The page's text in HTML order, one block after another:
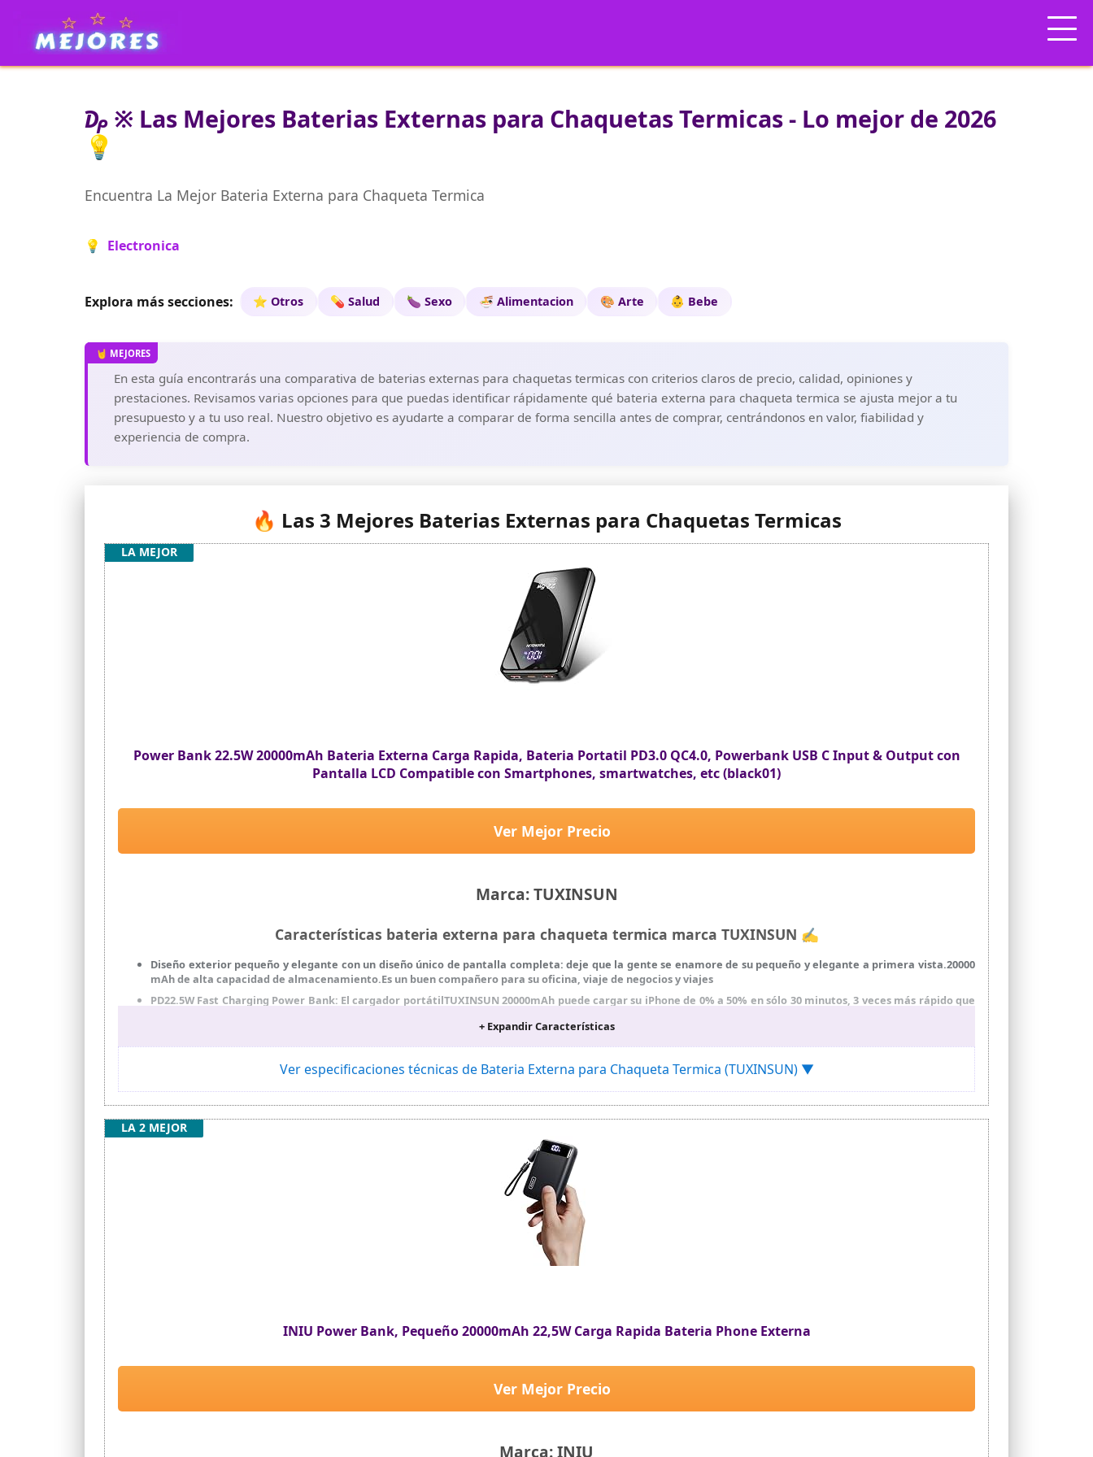
₯ ※ Las Mejores Baterias Externas para Chaquetas Termicas - Lo mejor de 2026
💡
Encuentra La Mejor Bateria Externa para Chaqueta Termica
💡 Electronica
Explora más secciones: ⭐ Otros 💊 Salud 🍆 Sexo 🍜 Alimentacion 🎨 Arte 👶 Bebe
En esta guía encontrarás una comparativa de baterias externas para chaquetas termicas con criterios claros de precio, calidad, opiniones y
prestaciones. Revisamos varias opciones para que puedas identificar rápidamente qué bateria externa para chaqueta termica se ajusta mejor a tu
presupuesto y a tu uso real. Nuestro objetivo es ayudarte a comparar de forma sencilla antes de comprar, centrándonos en valor, fiabilidad y
experiencia de compra.
🔥 Las 3 Mejores Baterias Externas para Chaquetas Termicas
Power Bank 22.5W 20000mAh Bateria Externa Carga Rapida, Bateria Portatil PD3.0 QC4.0, Powerbank USB C Input & Output con
Pantalla LCD Compatible con Smartphones, smartwatches, etc (black01)
Marca: TUXINSUN
Ver Mejor Precio
LA MEJOR
Características bateria externa para chaqueta termica marca TUXINSUN ✍
Diseño exterior pequeño y elegante con un diseño único de pantalla completa: deje que la gente se enamore de su pequeño y elegante a primera vista.20000
mAh de alta capacidad de almacenamiento.Es un buen compañero para su oficina, viaje de negocios y viajes
PD22.5W Fast Charging Power Bank: El cargador portátilTUXINSUN 20000mAh puede cargar su iPhone de 0% a 50% en sólo 30 minutos, 3 veces más rápido que
Pantalla LCD de gran precisión: gracias a la tecnología de pantalla digital inteligente integrada, la precisión de la pantalla de energía es de hasta el 100%, lo
que garantiza que conozcas claramente la energía restante y nunca te pierdas una recarga a tiempo
Circuito integrado inteligente: El power bank portátil funciona con un circuito integrado inteligente que evita la sobrecarga, la sobretensión, la
Lo que obtienes: 20000mAh, banco de energía portátil, cable USB-C, manual de usuario, garantía de 12 meses y servicio al cliente amigable
+ Expandir Características
Ver especificaciones técnicas de Bateria Externa para Chaqueta Termica (TUXINSUN) ▼
INIU Power Bank, Pequeño 20000mAh 22,5W Carga Rapida Bateria Phone Externa
Marca: INIU
Ver Mejor Precio
LA 2 MEJOR